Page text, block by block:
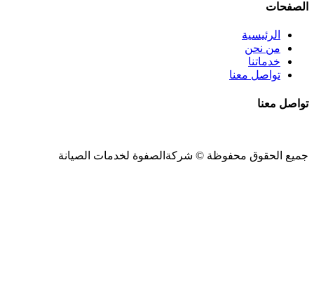
الصفحات
الرئيسية
من نحن
خدماتنا
تواصل معنا
تواصل معنا
جميع الحقوق محفوظة © شركةالصفوة لخدمات الصيانة